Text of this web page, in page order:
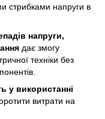
стрибками напруги в
напруги,
дає змогу
техніки без
у використанні
витрати на